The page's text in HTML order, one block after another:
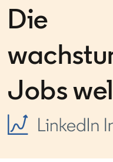
Die
Jobs